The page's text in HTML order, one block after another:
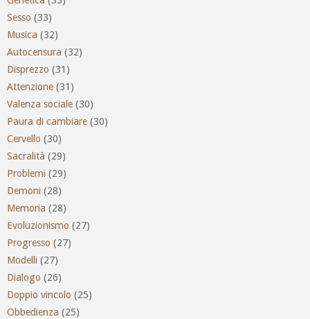
Sesso (33)
Musica (32)
Autocensura (32)
Disprezzo (31)
Attenzione (31)
Valenza sociale (30)
Paura di cambiare (30)
Cervello (30)
Sacralità (29)
Problemi (29)
Demoni (28)
Memoria (28)
Evoluzionismo (27)
Progresso (27)
Modelli (27)
Dialogo (26)
Doppio vincolo (25)
Obbedienza (25)